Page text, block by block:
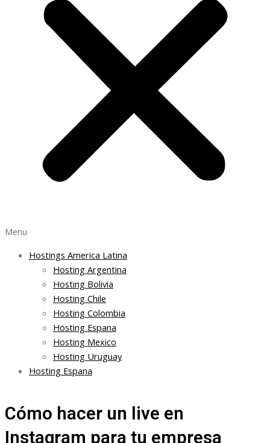
Menu
Hostings America Latina
Hosting Argentina
Hosting Bolivia
Hosting Chile
Hosting Colombia
Hosting Espana
Hosting Mexico
Hosting Uruguay
Hosting Espana
Cómo hacer un live en
Instagram para tu empresa